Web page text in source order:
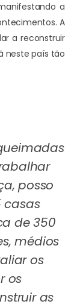
a
A
a reconstruir
neste país tão
posso
casas
de 350
médios
os
os
as